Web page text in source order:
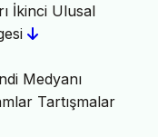
İkinci Ulusal
Medyanı
Tartışmalar